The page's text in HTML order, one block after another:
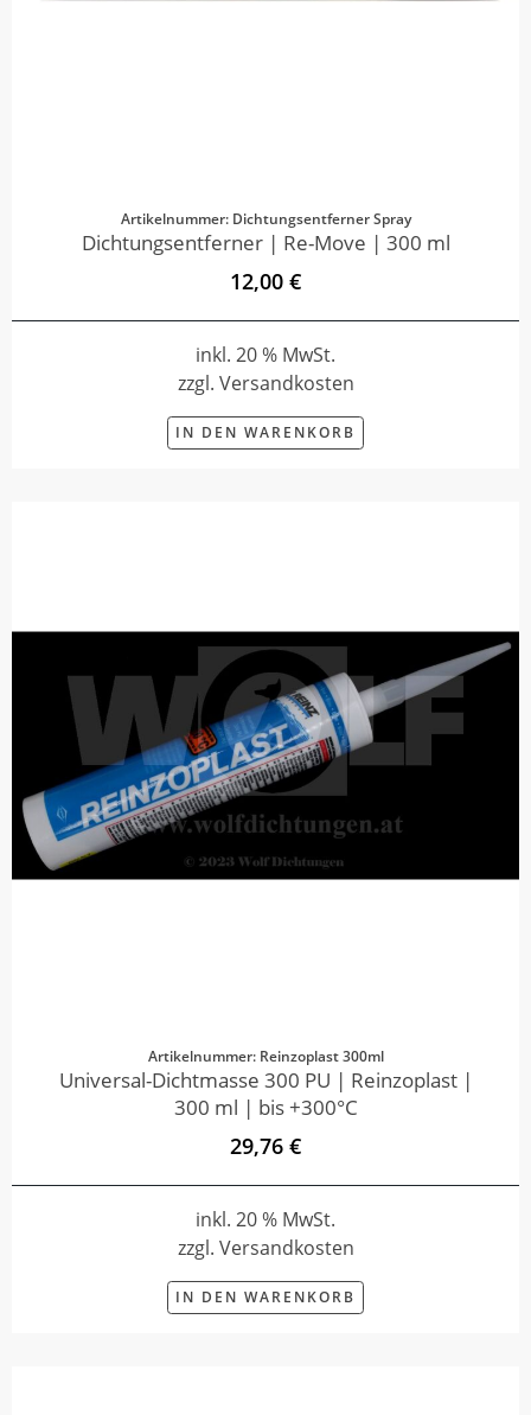
Artikelnummer: Dichtungsentferner Spray
Dichtungsentferner | Re-Move | 300 ml
12,00 €
inkl. 20 % MwSt.
zzgl. Versandkosten
IN DEN WARENKORB
Artikelnummer: Reinzoplast 300ml
Universal-Dichtmasse 300 PU | Reinzoplast |
300 ml | bis +300°C
29,76 €
inkl. 20 % MwSt.
zzgl. Versandkosten
IN DEN WARENKORB